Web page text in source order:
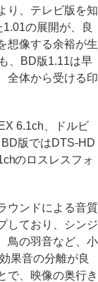
り、テレビ版を知
1.01の展開が、良
想像する余裕が生
、BD版1.11は早
全体から受ける印
6.1ch、ドルビ
版ではDTS-HD
のロスレスフォ
ウンドによる音質
しており、シンジ
鳥の羽音など、小
果音の分離が良
で、映像の奥行き